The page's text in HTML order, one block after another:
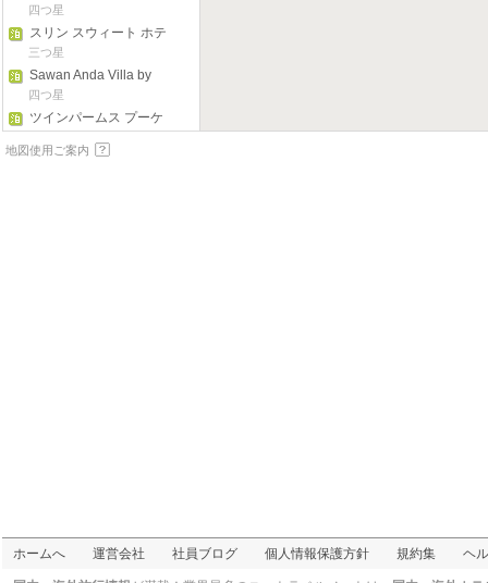
ティック リゾート & ス
パ - アダルト オンリー
四つ星
スリン スウィート ホテ
ル
三つ星
Sawan Anda Villa by
Bluesiam
四つ星
ツインパームス プーケ
ット
ノボテル プーケット ス
地図使用ご案内
ホームへ 運営会社 社員ブログ 個人情報保護方針 規約集 ヘ